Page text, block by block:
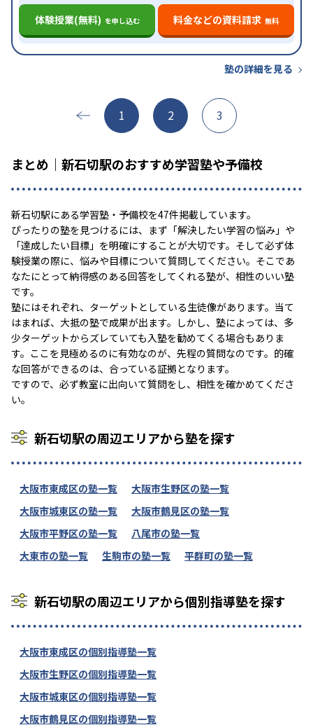
体験授業(無料) を申し込む 料金などの資料請求 無料
塾の詳細を見る
1 2 3
まとめ｜新石切駅のおすすめ学習塾や予備校
新石切駅にある学習塾・予備校を47件掲載しています。
ぴったりの塾を見つけるには、まず「解決したい学習の悩み」や
「達成したい目標」を明確にすることが大切です。そして必ず体
験授業の際に、悩みや目標について質問してください。そこであ
なたにとって納得感のある回答をしてくれる塾が、相性のいい塾
です。
塾にはそれぞれ、ターゲットとしている生徒像があります。当て
はまれば、大抵の塾で成果が出ます。しかし、塾によっては、多
少ターゲットからズレていても入塾を勧めてくる場合もありま
す。ここを見極めるのに有効なのが、先程の質問なのです。的確
な回答ができるのは、合っている証拠となります。
ですので、必ず教室に出向いて質問をし、相性を確かめてくださ
い。
新石切駅の周辺エリアから塾を探す
大阪市東成区の塾一覧
大阪市生野区の塾一覧
大阪市城東区の塾一覧
大阪市鶴見区の塾一覧
大阪市平野区の塾一覧
八尾市の塾一覧
大東市の塾一覧
生駒市の塾一覧 平群町の塾一覧
新石切駅の周辺エリアから個別指導塾を探す
大阪市東成区の個別指導塾一覧
大阪市生野区の個別指導塾一覧
大阪市城東区の個別指導塾一覧
大阪市鶴見区の個別指導塾一覧